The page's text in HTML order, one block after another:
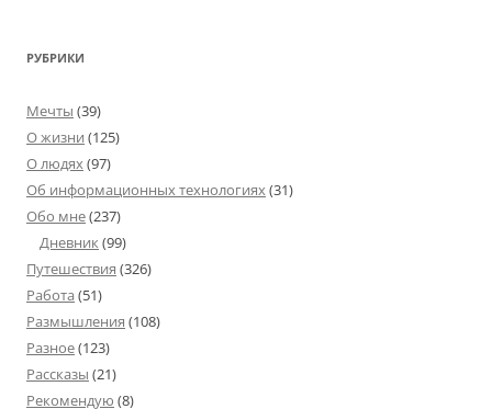
РУБРИКИ
Мечты (39)
О жизни (125)
О людях(97)
Об информационных технологиях(31)
Обо мне(237)
Дневник(99)
Путешествия (326)
Работа (51)
Размышления (108)
Разное(123)
Рассказы (21)
Рекомендую (8)